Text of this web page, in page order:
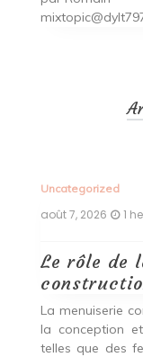
Uncategorized
août 7, 2026 1
Le rôle de
La menuiserie
la conception
telles que des